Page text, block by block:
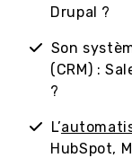
Drupal ?
Son
(CRM) :
?
L’
HubSpot,